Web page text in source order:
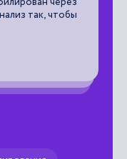
так, чтобы